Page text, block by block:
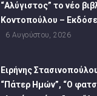
“Αλύγιστος” το νέο
Κοντοπούλου –
6 Αυγούστου, 2026
Ειρήνης
“Πάτερ Ημών”, “Ο